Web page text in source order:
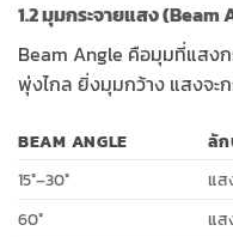
1.2 มุมกระจายแสง
Beam Angle คือมุมที่แสง
พุ่งไกล ยิ่งมุมกว้าง แสงจะ
BEAM ANGLE ลั
15°–30°
แส
60°
แส